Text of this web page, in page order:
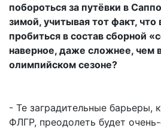
побороться за путёвки в
зимой, учитывая тот факт, что
пробиться в состав сборной
наверное, даже сложнее,
олимпийском сезоне?
- Те заградительные барьеры,
ФЛГР, преодолеть будет